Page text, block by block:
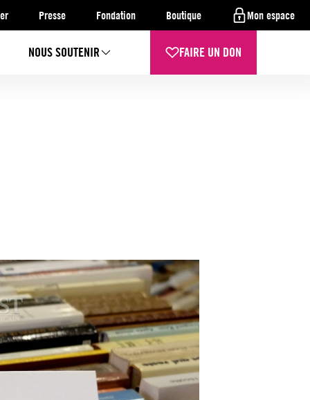
Presse Fondation Boutique Mon espace
NOUS SOUTENIR FAIRE UN DON